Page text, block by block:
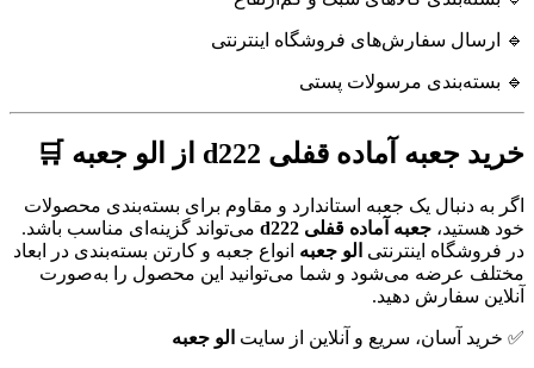
🔹 ارسال سفارش‌های فروشگاه اینترنتی
🔹 بسته‌بندی مرسولات پستی
خرید جعبه آماده قفلی d222 از الو جعبه 🛒
اگر به دنبال یک جعبه استاندارد و مقاوم برای بسته‌بندی محصولات
خود هستید، جعبه آماده قفلی d222
می‌تواند گزینه‌ای مناسب باشد.
در فروشگاه اینترنتی الو جعبه انواع جعبه و کارتن بسته‌بندی در ابعاد
مختلف عرضه می‌شود و شما می‌توانید این محصول را به‌صورت
آنلاین سفارش دهید.
✅ خرید آسان، سریع و آنلاین از سایت الو جعبه